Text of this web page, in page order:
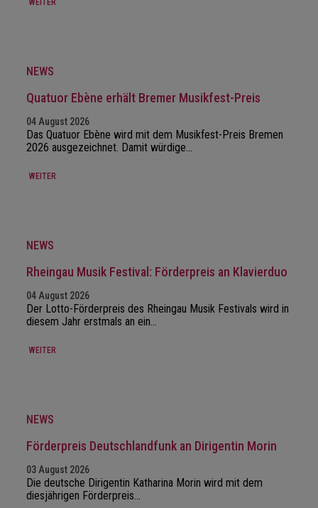
WEITER
NEWS
Quatuor Ebène erhält Bremer Musikfest-Preis
04 August 2026
Das Quatuor Ebène wird mit dem Musikfest-Preis Bremen
2026 ausgezeichnet. Damit würdige…
WEITER
NEWS
Rheingau Musik Festival: Förderpreis an Klavierduo
04 August 2026
Der Lotto-Förderpreis des Rheingau Musik Festivals wird in
diesem Jahr erstmals an ein…
WEITER
NEWS
Förderpreis Deutschlandfunk an Dirigentin Morin
03 August 2026
Die deutsche Dirigentin Katharina Morin wird mit dem
diesjährigen Förderpreis…